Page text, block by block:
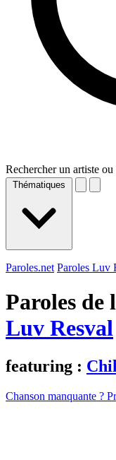
Rechercher un artiste ou
Thématiques
Paroles.net Paroles Luv
Paroles de
Luv Resval
featuring :
Chanson manquante ?